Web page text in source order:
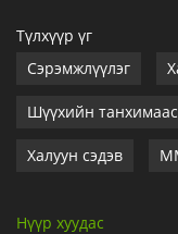
Түлхүүр үг
Сэрэмжлүүлэг
Шүүхийн танхимаас
Халуун сэдэв
Нүүр хуудас